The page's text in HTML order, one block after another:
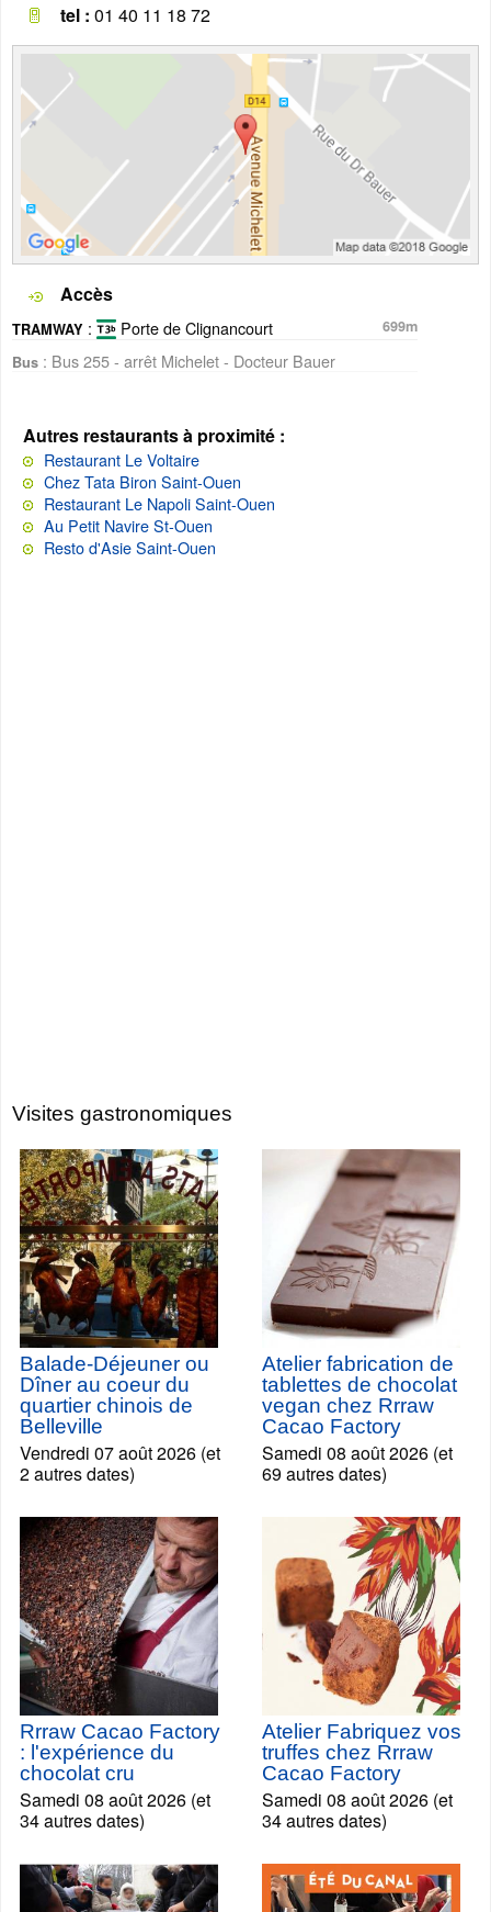
tel : 01 40 11 18 72
Accès
TRAMWAY : Porte de Clignancourt
699m
Bus : Bus 255 - arrêt Michelet - Docteur Bauer
Autres restaurants à proximité :
Restaurant Le Voltaire
Chez Tata Biron Saint-Ouen
Restaurant Le Napoli Saint-Ouen
Au Petit Navire St-Ouen
Resto d'Asie Saint-Ouen
Visites gastronomiques
Balade-Déjeuner ou
Dîner au coeur du
quartier chinois de
Belleville
Vendredi 07 août 2026 (et
2 autres dates)
Atelier fabrication de
tablettes de chocolat
vegan chez Rrraw
Cacao Factory
Samedi 08 août 2026 (et
69 autres dates)
Rrraw Cacao Factory
: l'expérience du
chocolat cru
Samedi 08 août 2026 (et
34 autres dates)
Atelier Fabriquez vos
truffes chez Rrraw
Cacao Factory
Samedi 08 août 2026 (et
34 autres dates)